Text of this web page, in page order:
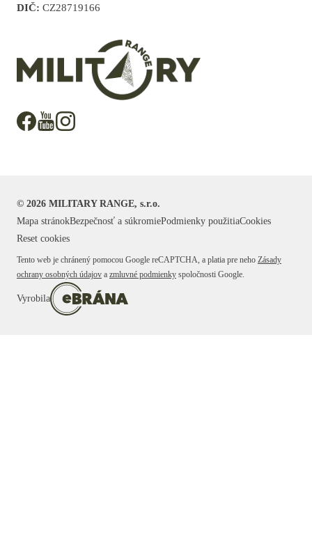
DIČ: CZ28719166
© 2026 MILITARY RANGE, s.r.o.
Mapa stránokBezpečnosť a súkromiePodmienky použitiaCookies
Reset cookies
Tento web je chránený pomocou Google reCAPTCHA, a platia pre neho Zásady
ochrany osobných údajov a zmluvné podmienky spoločnosti Google.
Vyrobila